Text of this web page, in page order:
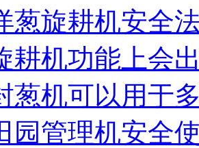
葱旋耕机安全
耕机功能上会
葱机可以用于
园管理机安全